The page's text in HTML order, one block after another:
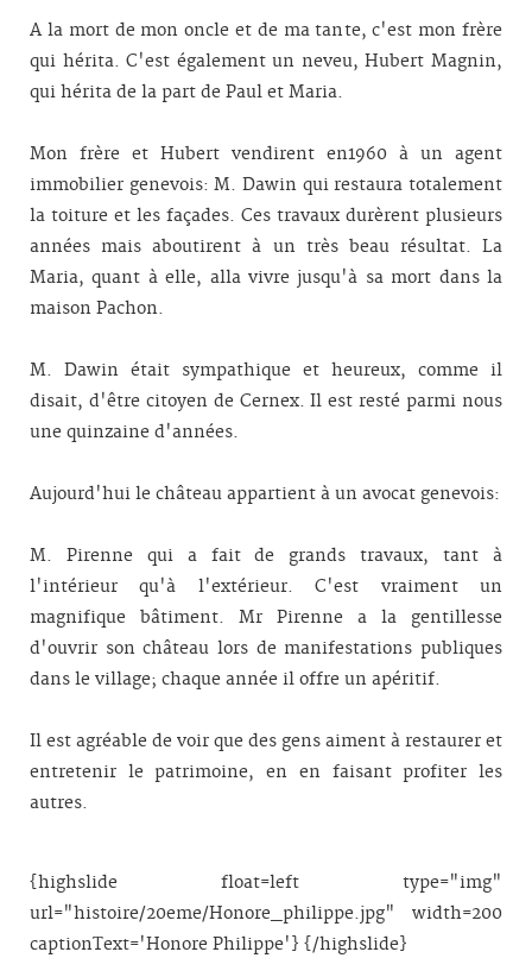
A la mort de mon oncle et de ma tante, c'est mon frère
qui hérita. C'est également un neveu, Hubert Magnin,
qui hérita de la part de Paul et Maria.
Mon frère et Hubert vendirent en1960 à un agent
immobilier genevois: M. Dawin qui restaura totalement
la toiture et les façades. Ces travaux durèrent plusieurs
années mais aboutirent à un très beau résultat. La
Maria, quant à elle, alla vivre jusqu'à sa mort dans la
maison Pachon.
M. Dawin était sympathique et heureux, comme il
disait, d'être citoyen de Cernex. Il est resté parmi nous
une quinzaine d'années.
Aujourd'hui le château appartient à un avocat genevois:
M. Pirenne qui a fait de grands travaux, tant à
l'intérieur qu'à l'extérieur. C'est vraiment un
magnifique bâtiment. Mr Pirenne a la gentillesse
d'ouvrir son château lors de manifestations publiques
dans le village; chaque année il offre un apéritif.
Il est agréable de voir que des gens aiment à restaurer et
entretenir le patrimoine, en en faisant profiter les
autres.
{highslide float=left type="img"
url="histoire/20eme/Honore_philippe.jpg" width=200
captionText='Honore Philippe'} {/highslide}